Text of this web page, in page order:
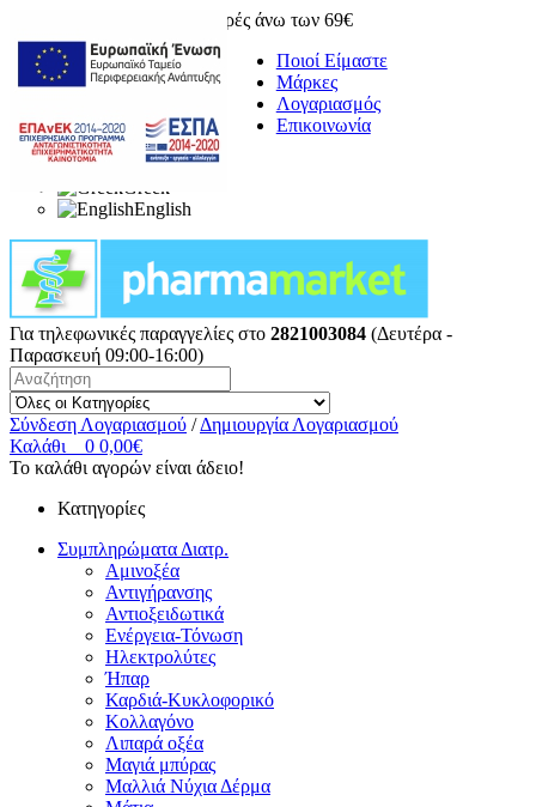
Δωρεάν μεταφορικά για αγορές άνω των 69€
Ποιοί Είμαστε
Μάρκες
Λογαριασμός
Επικοινωνία
Greek
English
Για τηλεφωνικές παραγγελίες στο 2821003084 (Δευτέρα -
Παρασκευή 09:00-16:00)
Σύνδεση Λογαριασμού / Δημιουργία Λογαριασμού
Καλάθι
0 0,00€
Το καλάθι αγορών είναι άδειο!
Κατηγορίες
Συμπληρώματα Διατρ.
Αμινοξέα
Αντιγήρανσης
Αντιοξειδωτικά
Ενέργεια-Τόνωση
Ηλεκτρολύτες
Ήπαρ
Καρδιά-Κυκλοφορικό
Κολλαγόνο
Λιπαρά οξέα
Μαγιά μπύρας
Μαλλιά Νύχια Δέρμα